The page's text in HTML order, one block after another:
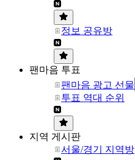
정보 공유방
팬마음 투표
팬마음 광고 선물
투표 역대 순위
지역 게시판
서울/경기 지역방